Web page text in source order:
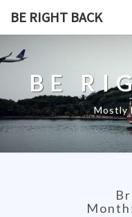
BE RIGHT BACK
BE
Mostly